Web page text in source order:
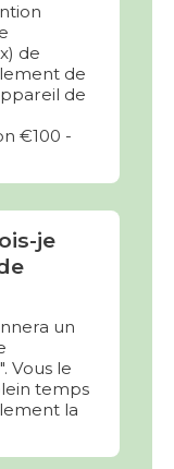
de
de
de
€100 -
je
un
Vous le
temps
la